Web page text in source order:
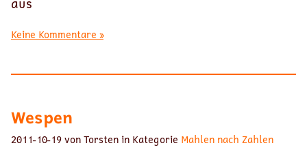
Keine Kommentare »
Wespen
2011-10-19 von Torsten in Kategorie Mahlen nach Zahlen